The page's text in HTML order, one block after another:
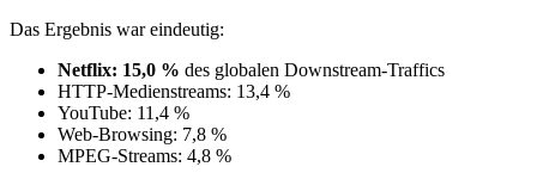
Das Ergebnis war eindeutig:
Netflix: 15,0 % des globalen Downstream-Traffics
HTTP-Medienstreams: 13,4 %
YouTube: 11,4 %
Web-Browsing: 7,8 %
MPEG-Streams: 4,8 %